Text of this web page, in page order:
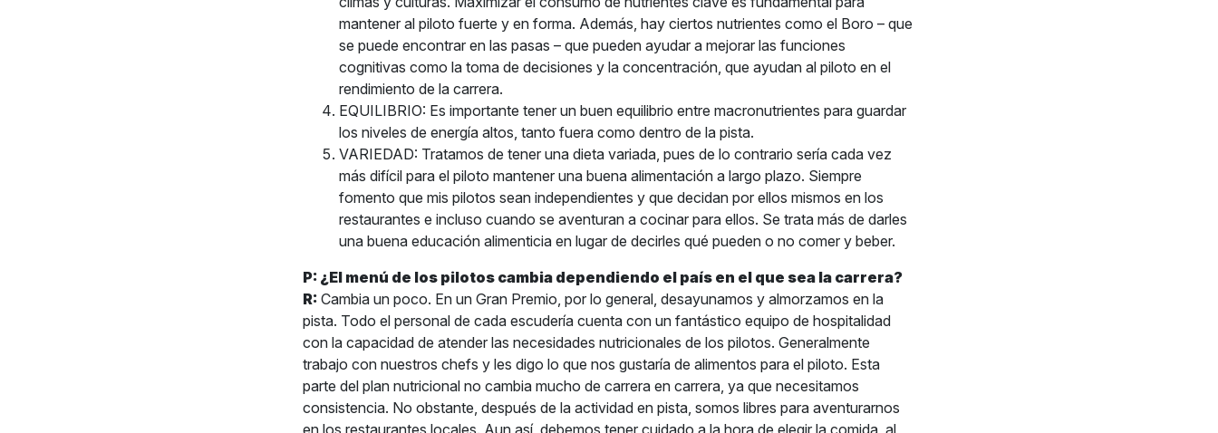
mantener al piloto fuerte y en forma. Además, hay ciertos nutrientes como el Boro – que
se puede encontrar en las pasas – que pueden ayudar a mejorar las funciones
cognitivas como la toma de decisiones y la concentración, que ayudan al piloto en el
rendimiento de la carrera.
EQUILIBRIO: Es importante tener un buen equilibrio entre macronutrientes para guardar
los niveles de energía altos, tanto fuera como dentro de la pista.
VARIEDAD: Tratamos de tener una dieta variada, pues de lo contrario sería cada vez
más difícil para el piloto mantener una buena alimentación a largo plazo. Siempre
fomento que mis pilotos sean independientes y que decidan por ellos mismos en los
restaurantes e incluso cuando se aventuran a cocinar para ellos. Se trata más de darles
una buena educación alimenticia en lugar de decirles qué pueden o no comer y beber.
P: ¿El menú de los pilotos cambia dependiendo el país en el que sea la carrera?
R:Cambia un poco. En un Gran Premio, por lo general, desayunamos y almorzamos en la
pista. Todo el personal de cada escudería cuenta con un fantástico equipo de hospitalidad
con la capacidad de atender las necesidades nutricionales de los pilotos. Generalmente
trabajo con nuestros chefs y les digo lo que nos gustaría de alimentos para el piloto. Esta
parte del plan nutricional no cambia mucho de carrera en carrera, ya que necesitamos
consistencia. No obstante, después de la actividad en pista, somos libres para aventurarnos
en los restaurantes locales. Aun así, debemos tener cuidado a la hora de elegir la comida, al